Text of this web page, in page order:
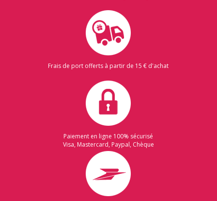
Frais de port offerts à partir de 15 € d'achat
Paiement en ligne 100% sécurisé
Visa, Mastercard, Paypal, Chèque